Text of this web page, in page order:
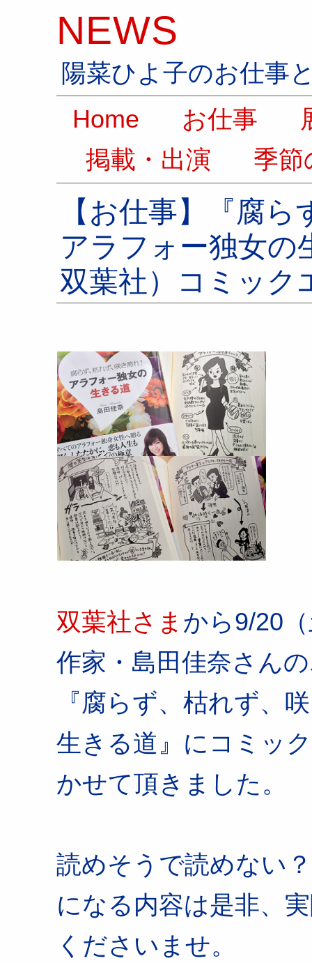
NEWS
陽菜ひよ子のお仕事
Home
お仕事
掲載・出演
季節
【お仕事】『腐
アラフォー独女の
双葉社）コミック
双葉社さま から9/20
作家・島田佳奈さん
『腐らず、枯れず、
生きる道』にコミッ
かせて頂きました。
読めそうで読めない
になる内容は是非、
くださいませ。